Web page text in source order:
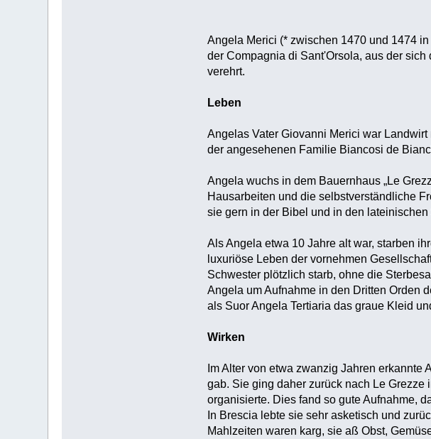
Angela Merici (* zwischen 1470 und 1474
der Compagnia di Sant'Orsola, aus der
verehrt.
Leben
Angelas Vater Giovanni Merici war
der angesehenen Familie Biancosi de
Angela wuchs in dem Bauernhaus „Le
Hausarbeiten und die selbstverständliche
sie gern in der Bibel und in den
Als Angela etwa 10 Jahre alt war, starben
luxuriöse Leben der vornehmen
Schwester plötzlich starb, ohne die
Angela um Aufnahme in den Dritten Orden
als Suor Angela Tertiaria das graue Kleid
Wirken
Im Alter von etwa zwanzig Jahren
gab. Sie ging daher zurück nach Le
organisierte. Dies fand so gute Aufnahme,
In Brescia lebte sie sehr asketisch und
Mahlzeiten waren karg, sie aß Obst,